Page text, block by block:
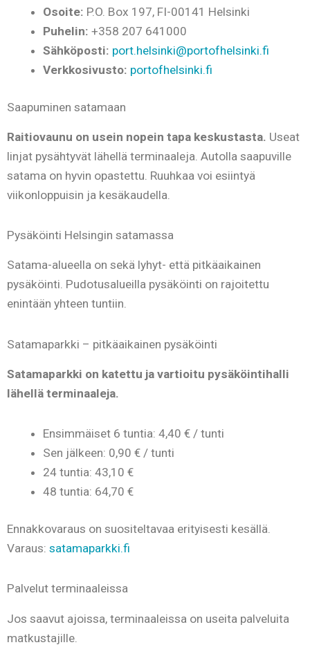
Osoite: P.O. Box 197, FI-00141 Helsinki
Puhelin: +358 207 641000
Sähköposti: port.helsinki@portofhelsinki.fi
Verkkosivusto: portofhelsinki.fi
Saapuminen satamaan
Raitiovaunu on usein nopein tapa keskustasta. Useat
linjat pysähtyvät lähellä terminaaleja. Autolla saapuville
satama on hyvin opastettu. Ruuhkaa voi esiintyä
viikonloppuisin ja kesäkaudella.
Pysäköinti Helsingin satamassa
Satama-alueella on sekä lyhyt- että pitkäaikainen
pysäköinti. Pudotusalueilla pysäköinti on rajoitettu
enintään yhteen tuntiin.
Satamaparkki – pitkäaikainen pysäköinti
Satamaparkki on katettu ja vartioitu pysäköintihalli
lähellä terminaaleja.
Ensimmäiset 6 tuntia: 4,40 € / tunti
Sen jälkeen: 0,90 € / tunti
24 tuntia: 43,10 €
48 tuntia: 64,70 €
Ennakkovaraus on suositeltavaa erityisesti kesällä.
Varaus: satamaparkki.fi
Palvelut terminaaleissa
Jos saavut ajoissa, terminaaleissa on useita palveluita
matkustajille.